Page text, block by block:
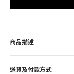
商品描述
送貨及付款方式